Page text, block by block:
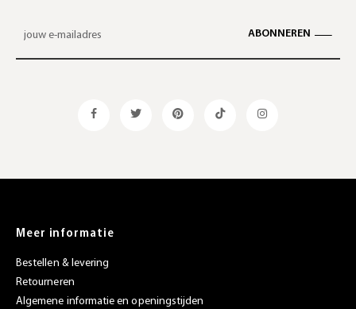
ABONNEREN
Meer informatie
Bestellen & levering
Retourneren
Algemene informatie en openingstijden